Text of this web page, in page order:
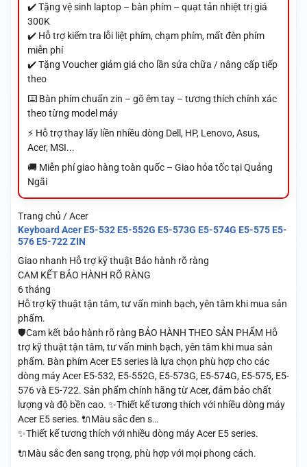
✔️ Tặng vệ sinh laptop – bàn phím – quạt tản nhiệt trị giá
300K
✔️ Hỗ trợ kiểm tra lỗi liệt phím, chạm phím, mất đèn phím
miễn phí
✔️ Tặng Voucher giảm giá cho lần sửa chữa / nâng cấp tiếp
theo
⌨️ Bàn phím chuẩn zin – gõ êm tay – tương thích chính xác
theo từng model máy
⚡ Hỗ trợ thay lấy liền nhiều dòng Dell, HP, Lenovo, Asus,
Acer, MSI...
🚚 Miễn phí giao hàng toàn quốc – Giao hỏa tốc tại Quảng
Ngãi
Trang chủ / Acer
Keyboard Acer E5-532 E5-552G E5-573G E5-574G E5-575 E5-
576 E5-722 ZIN
Giao nhanh Hỗ trợ kỹ thuật Bảo hành rõ ràng
CAM KẾT BẢO HÀNH RÕ RÀNG
6 tháng
Hỗ trợ kỹ thuật tận tâm, tư vấn minh bạch, yên tâm khi mua sản
phẩm.
🛡️Cam kết bảo hành rõ ràng BẢO HÀNH THEO SẢN PHẨM Hỗ
trợ kỹ thuật tận tâm, tư vấn minh bạch, yên tâm khi mua sản
phẩm. Bàn phím Acer E5 series là lựa chọn phù hợp cho các
dòng máy Acer E5-532, E5-552G, E5-573G, E5-574G, E5-575, E5-
576 và E5-722. Sản phẩm chính hãng từ Acer, đảm bảo chất
lượng và độ bền cao. ✨Thiết kế tương thích với nhiều dòng máy
Acer E5 series. 🔌Màu sắc đen s…
✨Thiết kế tương thích với nhiều dòng máy Acer E5 series.
🔌Màu sắc đen sang trọng, phù hợp với mọi phong cách.